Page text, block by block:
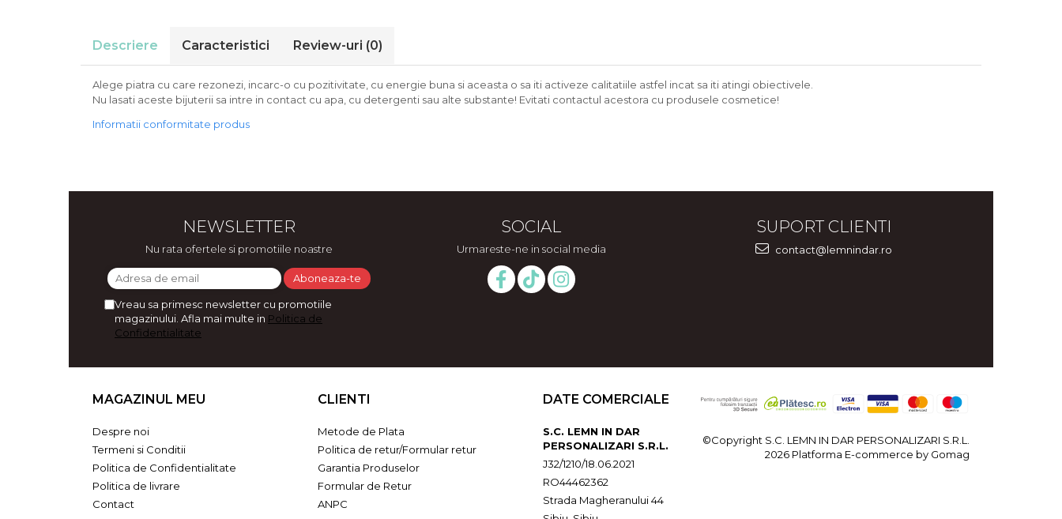
Cadouri pentru iubita
Cadouri pentru mama
Cadouri pentru tata
Cadouri pentru cea mai buna
Ateliere - planse cu nisip colorat
Descriere Caracteristici Review-uri (0)
Alege piatra cu care rezonezi, incarc-o cu pozitivitate, cu energie buna si aceasta o sa iti activeze calitatiile astfel incat sa iti atingi obiectivele.
Nu lasati aceste bijuterii sa intre in contact cu apa, cu detergenti sau alte substante! Evitati contactul acestora cu produsele cosmetice!
Informatii conformitate produs
NEWSLETTER
Nu rata ofertele si promotiile noastre
Vreau sa primesc newsletter cu promotiile
magazinului. Afla mai multe in Politica de
Confidentialitate
SOCIAL
Urmareste-ne in social media
SUPORT CLIENTI
contact@lemnindar.ro
MAGAZINUL MEU
Despre noi
Termeni si Conditii
Politica de Confidentialitate
Politica de livrare
Contact
CLIENTI
Metode de Plata
Politica de retur/Formular retur
Garantia Produselor
Formular de Retur
ANPC
DATE COMERCIALE
S.C. LEMN IN DAR
PERSONALIZARI S.R.L.
J32/1210/18.06.2021
RO44462362
Strada Magheranului 44
©Copyright S.C. LEMN IN DAR PERSONALIZARI S.R.L.
2026 Platforma E-commerce by Gomag